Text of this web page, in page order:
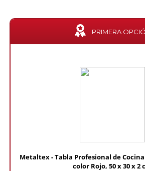
PRIMERA
Metaltex - Tabla Profesional de
color Rojo, 50 x 30 x 2